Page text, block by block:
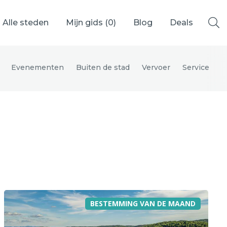
Alle steden Mijn gids (0) Blog Deals
Evenementen Buiten de stad Vervoer Service
BESTEMMING VAN DE MAAND